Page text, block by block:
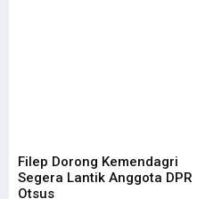
Filep Dorong Kemendagri
Segera Lantik Anggota DPR
Otsus